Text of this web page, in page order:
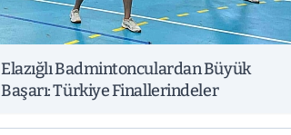
Elazığlı Badmintonculardan Büyük
Başarı: Türkiye Finallerindeler